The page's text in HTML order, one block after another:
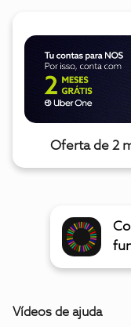
Oferta de 2
Vídeos de ajuda